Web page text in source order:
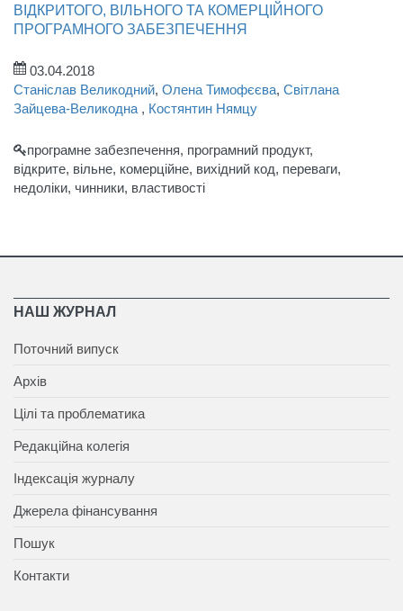
ВІДКРИТОГО, ВІЛЬНОГО ТА КОМЕРЦІЙНОГО
ПРОГРАМНОГО ЗАБЕЗПЕЧЕННЯ
03.04.2018
Станіслав Великодний, Олена Тимофєєва, Світлана
Зайцева-Великодна , Костянтин Нямцу
програмне забезпечення, програмний продукт,
відкрите, вільне, комерційне, вихідний код, переваги,
недоліки, чинники, властивості
НАШ ЖУРНАЛ
Поточний випуск
Архів
Цілі та проблематика
Редакційна колегія
Індексація журналу
Джерела фінансування
Пошук
Контакти